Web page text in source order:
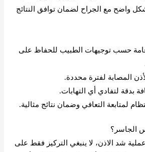
واضح مع الجراح لضمان توافق النتائج
حسب توجيهات الطبيب للحفاظ على
المصابة لفترة محددة.
بدقة لتفادي أي التهابات.
لمتابعة التعافي وضمان نتائج مثالية.
الجاسر؟
شد الاذن، لا ينبغي التركيز فقط على